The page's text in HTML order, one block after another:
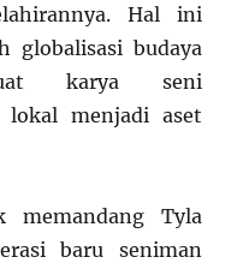
Hal ini
globalisasi budaya
karya seni
lokal menjadi aset
memandang Tyla
baru seniman